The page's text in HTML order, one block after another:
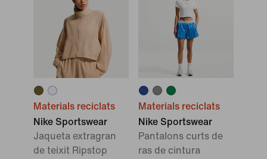
Materials reciclats
Nike Sportswear
Jaqueta extragran
de teixit Ripstop
Materials reciclats
Nike Sportswear
Pantalons curts de
ras de cintura